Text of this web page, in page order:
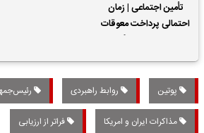
تأمین اجتماعی | زمان
احتمالی پرداخت معوقات
پوتین روابط راهبردی
مذاکرات ایران و امریکا فراتر از ارزیابی